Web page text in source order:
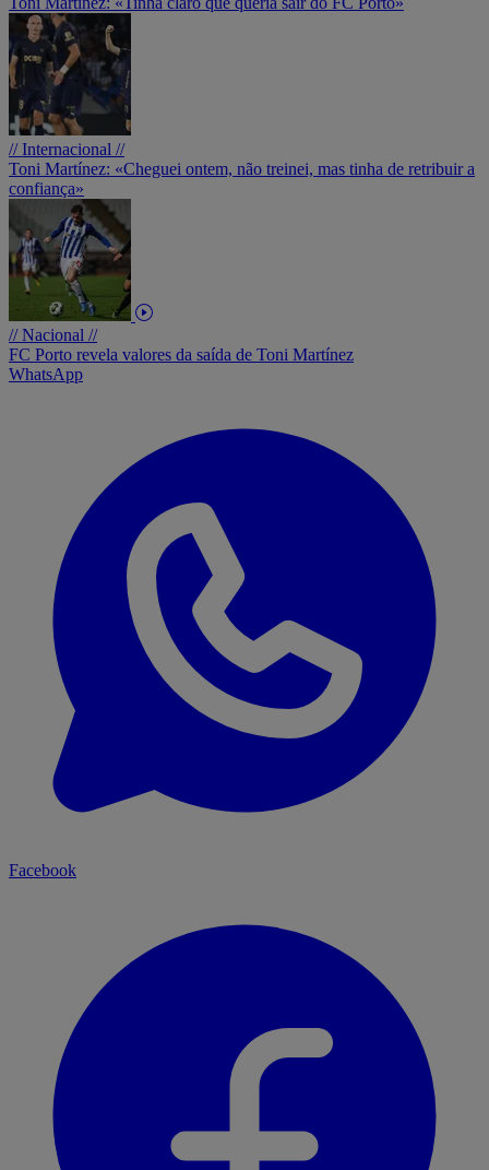
// Internacional //
Toni Martínez: «Cheguei ontem, não treinei, mas tinha de retribuir a
confiança»
// Nacional //
FC Porto revela valores da saída de Toni Martínez
WhatsApp
Facebook